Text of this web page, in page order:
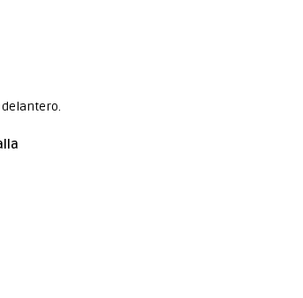
delantero.